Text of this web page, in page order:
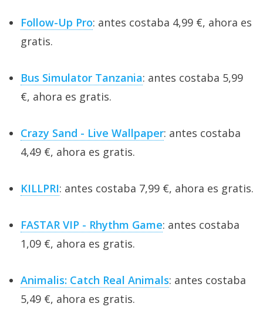
Follow-Up Pro: antes costaba 4,99 €, ahora es
gratis.
Bus Simulator Tanzania: antes costaba 5,99
€, ahora es gratis.
Crazy Sand - Live Wallpaper: antes costaba
4,49 €, ahora es gratis.
KILLPRI: antes costaba 7,99 €, ahora es gratis.
FASTAR VIP - Rhythm Game: antes costaba
1,09 €, ahora es gratis.
Animalis: Catch Real Animals: antes costaba
5,49 €, ahora es gratis.